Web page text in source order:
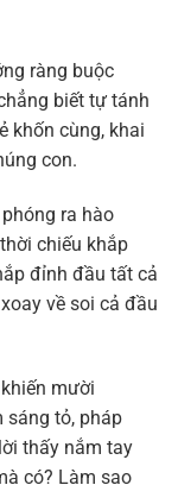
ràng buộc
biết tự tánh
khốn cùng, khai
con.
ra hào
chiếu khắp
đỉnh đầu tất cả
về soi cả đầu
mười
sáng tỏ, pháp
thấy nắm tay
có? Làm sao